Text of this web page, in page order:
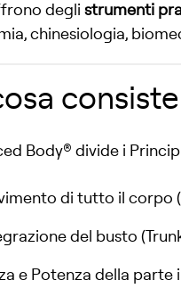
degli strumenti
chinesiologia,
Body® divide i
di tutto il corpo
del busto
e Potenza della